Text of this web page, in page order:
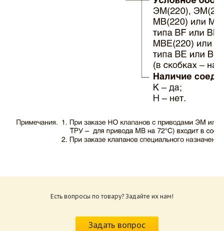
ВИНГС-М КЛОП-1.pdf
приводов КЛОП-1.pdf
Размер: 520.36 Кб
Есть вопросы по товару? Задайте их нам!
Задать вопрос